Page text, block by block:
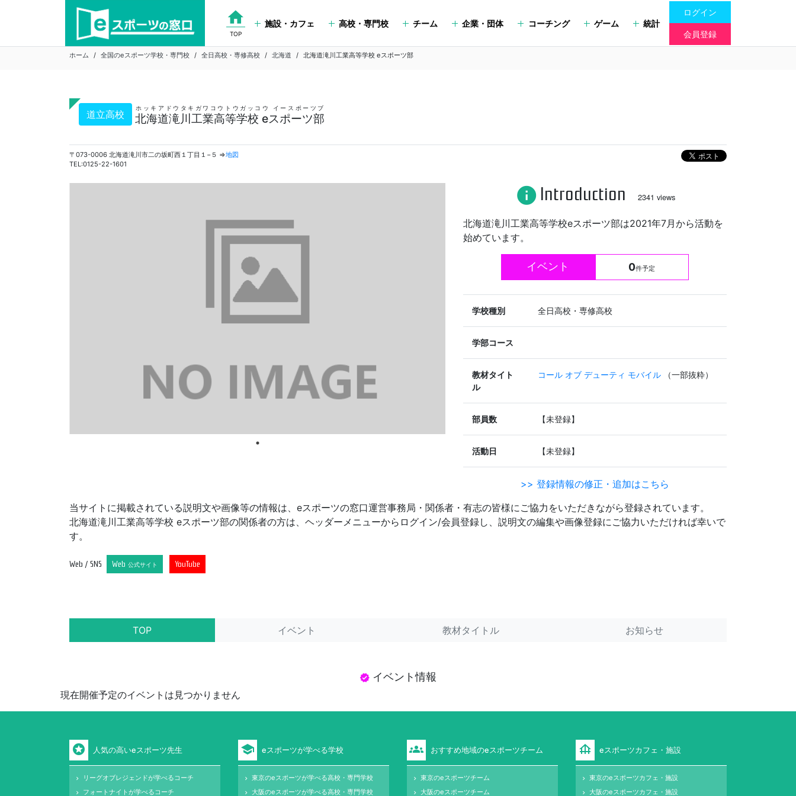
home
TOP
施設・カフェ 高校・専門校 チーム 企業・団体 コーチング ゲーム 統計
ログイン
会員登録
ホーム 全国のeスポーツ学校・専門校 全日高校・専修高校 北海道 北海道滝川工業高等学校 eスポーツ部
道立高校 北海道滝川工業高等学校 eスポーツ部
ホッキアドウタキガワコウトウガッコウ イースポーツブ
〒073-0006 北海道滝川市二の坂町西１丁目１−５ ⇒地図
TEL:0125-22-1601
info Introduction 2341 views
北海道滝川工業高等学校eスポーツ部は2021年7月から活動を
始めています。
イベント 0件予定
学校種別 全日高校・専修高校
学部コース
教材タイト
ル
コール オブ デューティ モバイル （一部抜粋）
部員数 【未登録】
活動日 【未登録】
>> 登録情報の修正・追加はこちら
当サイトに掲載されている説明文や画像等の情報は、eスポーツの窓口運営事務局・関係者・有志の皆様にご協力をいただきながら登録されています。
北海道滝川工業高等学校 eスポーツ部の関係者の方は、ヘッダーメニューからログイン/会員登録し、説明文の編集や画像登録にご協力いただければ幸いで
す。
Web / SNS Web 公式サイト YouTube
TOP イベント 教材タイトル お知らせ
verified イベント情報
現在開催予定のイベントは見つかりません
stars 人気の高いeスポーツ先生
keyboard_arrow_right リーグオブレジェンドが学べるコーチ
keyboard_arrow_right フォートナイトが学べるコーチ
school eスポーツが学べる学校
keyboard_arrow_right 東京のeスポーツが学べる高校・専門学校
keyboard_arrow_right 大阪のeスポーツが学べる高校・専門学校
groups おすすめ地域のeスポーツチーム
keyboard_arrow_right 東京のeスポーツチーム
keyboard_arrow_right 大阪のeスポーツチーム
foundation eスポーツカフェ・施設
keyboard_arrow_right 東京のeスポーツカフェ・施設
keyboard_arrow_right 大阪のeスポーツカフェ・施設